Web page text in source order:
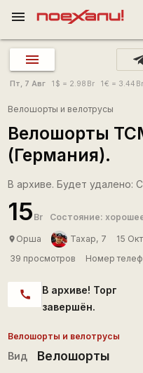
menu
Пт, 7 Авг 1 $ = 2.98 Br 1€ = 3.44 Br
Велошорты и велотрусы
Велошорты
(Германия).
В архиве. Будет удалено:
15 Br Состояние:
place Орша Тахар, 7 15
39 просмотров
Номер
call
В архиве! Торг
завершён.
Велошорты и велотрусы
Вид Велошорты